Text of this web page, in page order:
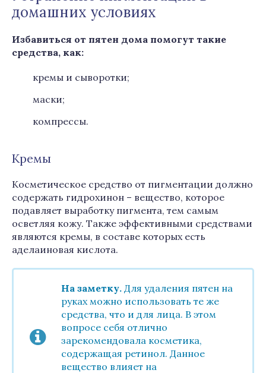
домашних условиях
Избавиться от пятен дома помогут такие
средства, как:
кремы и сыворотки;
маски;
компрессы.
Кремы
Косметическое средство от пигментации должно
содержать гидрохинон – вещество, которое
подавляет выработку пигмента, тем самым
осветляя кожу. Также эффективными средствами
являются кремы, в составе которых есть
аделаиновая кислота.
На заметку. Для удаления пятен на
руках можно использовать те же
средства, что и для лица. В этом
вопросе себя отлично
зарекомендовала косметика,
содержащая ретинол. Данное
вещество влияет на